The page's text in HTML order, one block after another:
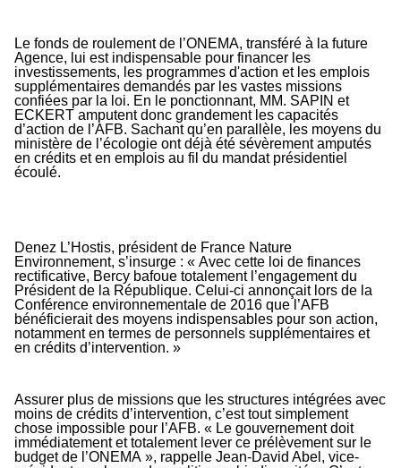
Le fonds de roulement de l’ONEMA, transféré à la future
Agence, lui est indispensable pour financer les
investissements, les programmes d'action et les emplois
supplémentaires demandés par les vastes missions
confiées par la loi. En le ponctionnant, MM. SAPIN et
ECKERT amputent donc grandement les capacités
d’action de l’AFB. Sachant qu’en parallèle, les moyens du
ministère de l’écologie ont déjà été sévèrement amputés
en crédits et en emplois au fil du mandat présidentiel
écoulé.
Denez L’Hostis, président de France Nature
Environnement, s’insurge : « Avec cette loi de finances
rectificative, Bercy bafoue totalement l’engagement du
Président de la République. Celui-ci annonçait lors de la
Conférence environnementale de 2016 que l’AFB
bénéficierait des moyens indispensables pour son action,
notamment en termes de personnels supplémentaires et
en crédits d’intervention. »
Assurer plus de missions que les structures intégrées avec
moins de crédits d’intervention, c’est tout simplement
chose impossible pour l’AFB. « Le gouvernement doit
immédiatement et totalement lever ce prélèvement sur le
budget de l’ONEMA », rappelle Jean-David Abel, vice-